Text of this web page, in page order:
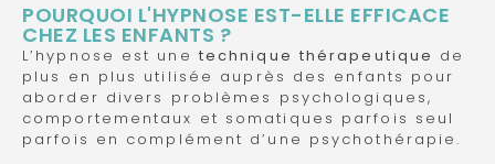
POURQUOI L'HYPNOSE EST-ELLE EFFICACE
CHEZ LES ENFANTS ?
L’hypnose est une technique thérapeutique de
plus en plus utilisée auprès des enfants pour
aborder divers problèmes psychologiques,
comportementaux et somatiques parfois seul
parfois en complément d’une psychothérapie.